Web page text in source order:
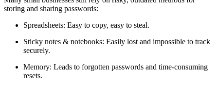
storing and sharing passwords:
Spreadsheets: Easy to copy, easy to steal.
Sticky notes & notebooks: Easily lost and impossible to track
securely.
Memory: Leads to forgotten passwords and time-consuming
resets.